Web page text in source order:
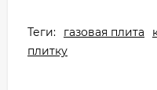
Теги: газовая плита
плитку